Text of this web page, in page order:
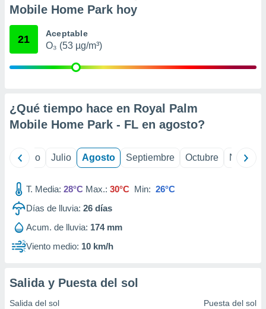
e
mediante
publicidad
1199
Mobile Home Park hoy
21 Aceptable
O₃ (53 µg/m³)
¿Qué tiempo hace en Royal Palm
Mobile Home Park - FL en agosto?
Junio Julio Agosto Septiembre Octubre
T. Media: 28°C Max.: 30°C Min: 26°C
Días de lluvia: 26 días
Acum. de lluvia: 174 mm
Viento medio: 10 km/h
Salida y Puesta del sol
Salida del sol Puesta del sol